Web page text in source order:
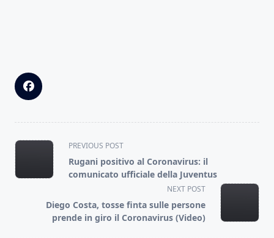
<span
class="nav-
subtitle
reader-
text">Page</span>
PREVIOUS POST
Rugani positivo al Coronavirus: il
comunicato ufficiale della Juventus
NEXT POST
Diego Costa, tosse finta sulle persone
prende in giro il Coronavirus (Video)